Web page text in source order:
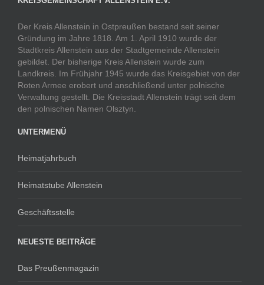
Der Kreis Allenstein in Ostpreußen bestand seit seiner
Gründung im Jahre 1818. Am 1. April 1910 wurde der
Stadtkreis Allenstein aus der Stadtgemeinde Allenstein
gebildet. Der bisherige Kreis Allenstein wurde zum
Landkreis. Im Frühjahr 1945 wurde das Kreisgebiet von der
Roten Armee erobert und anschließend unter polnische
Verwaltung gestellt. Die Kreisstadt Allenstein trägt seit dem
den polnischen Namen Olsztyn.
UNTERMENÜ
Heimatjahrbuch
Heimatstube Allenstein
Geschäftsstelle
NEUESTE BEITRÄGE
Das Preußenmagazin